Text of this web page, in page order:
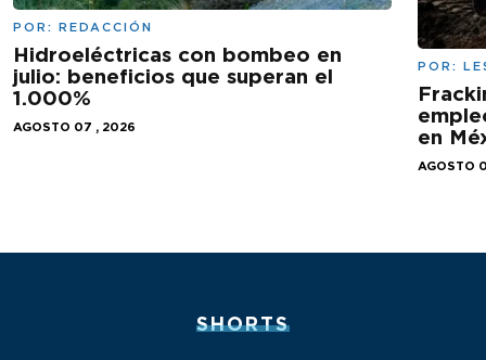
POR: REDACCIÓN
Hidroeléctricas con bombeo en
julio: beneficios que superan el
1.000%
AGOSTO 07 , 2026
POR:
en
AGOSTO
SHORTS